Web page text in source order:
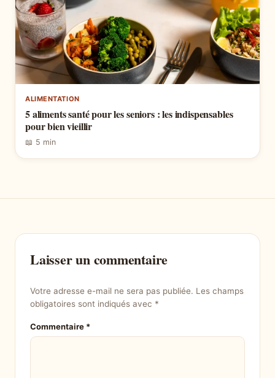
ALIMENTATION
5 aliments santé pour les seniors : les indispensables
pour bien vieillir
📖 5 min
Laisser un commentaire
Votre adresse e-mail ne sera pas publiée. Les champs
obligatoires sont indiqués avec *
Commentaire *